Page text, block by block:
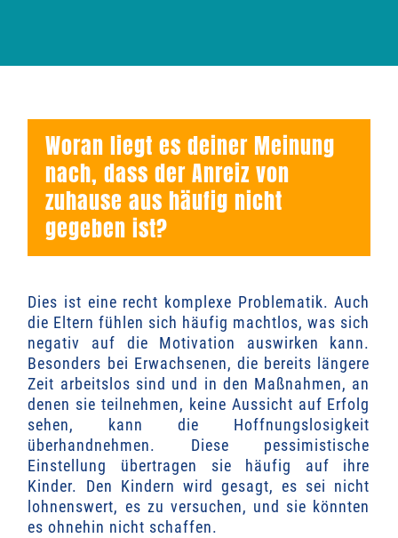
Woran liegt es deiner Meinung
nach, dass der Anreiz von
zuhause aus häufig nicht
gegeben ist?
Dies ist eine recht komplexe Problematik. Auch
die Eltern fühlen sich häufig machtlos, was sich
negativ auf die Motivation auswirken kann.
Besonders bei Erwachsenen, die bereits längere
Zeit arbeitslos sind und in den Maßnahmen, an
denen sie teilnehmen, keine Aussicht auf Erfolg
sehen, kann die Hoffnungslosigkeit
überhandnehmen. Diese pessimistische
Einstellung übertragen sie häufig auf ihre
Kinder. Den Kindern wird gesagt, es sei nicht
lohnenswert, es zu versuchen, und sie könnten
es ohnehin nicht schaffen.